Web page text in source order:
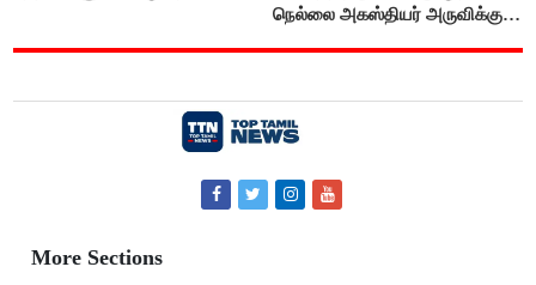
நெல்லை அகஸ்தியர் அருவிக்கு
More Sections